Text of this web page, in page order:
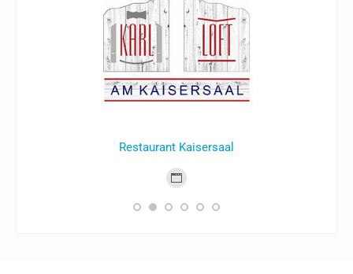
Restaurant Kaisersaal
Persönlicher
Blog